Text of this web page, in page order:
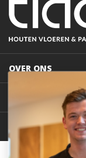
OVER ONS
KLANTENSERVICE
POPULAIRSTE